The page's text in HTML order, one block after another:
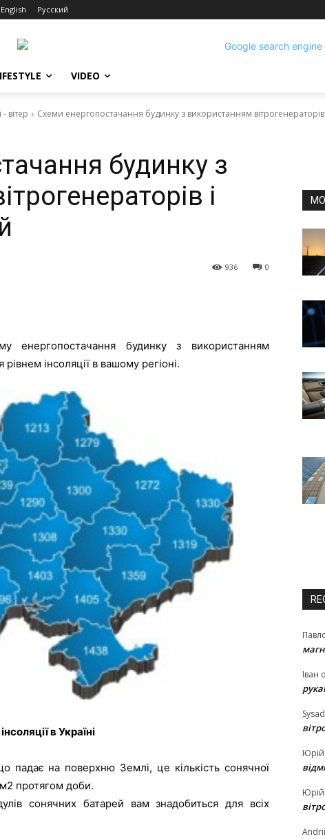
English Русский
VIDEO
вітер Схеми енергопостачання будинку з використанням
будинку з
і
0
936
енергопостачання будинку з використанням
інсоляції в вашому регіоні.
в Україні
падає на поверхню Землі, це кількість сонячної
протягом доби.
сонячних батарей вам знадобиться для всіх
Іван
Юрій
Юрій